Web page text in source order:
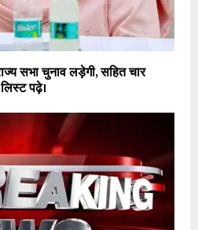
सभा चुनाव लड़ेगी, सहित चार
पढ़े।